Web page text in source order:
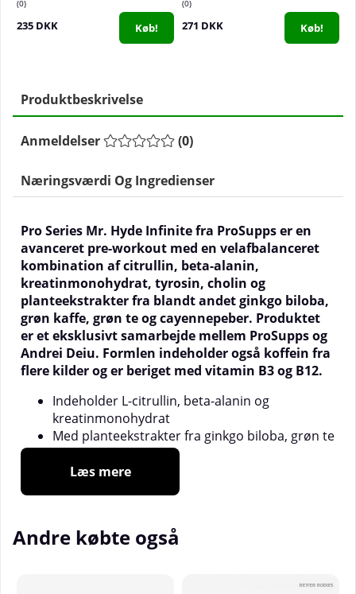
0
235 DKK Køb!
0
271 DKK Køb!
Produktbeskrivelse
Anmeldelser (0)
Næringsværdi Og Ingredienser
Pro Series Mr. Hyde Infinite fra ProSupps er en
avanceret pre-workout med en velafbalanceret
kombination af citrullin, beta-alanin,
kreatinmonohydrat, tyrosin, cholin og
planteekstrakter fra blandt andet ginkgo biloba,
grøn kaffe, grøn te og cayennepeber. Produktet
er et eksklusivt samarbejde mellem ProSupps og
Andrei Deiu. Formlen indeholder også koffein fra
flere kilder og er beriget med vitamin B3 og B12.
Indeholder L-citrullin, beta-alanin og
kreatinmonohydrat
Med planteekstrakter fra ginkgo biloba, grøn te
og cayennepeber
Beriget med vitamin B3 og B12
166,5 mg koffein pr. daglig dosis
Fuldadet pre-workout til intensive sessioner
Læs mere
Andre købte også